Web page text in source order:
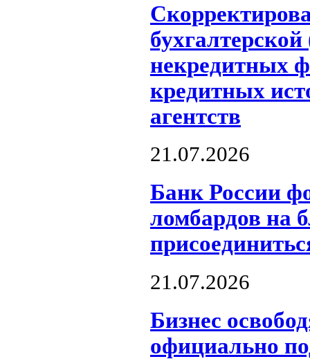
некредитных
кредитных
агентств
21.07.2026
Банк России
ломбардов на
21.07.2026
Бизнес
официально